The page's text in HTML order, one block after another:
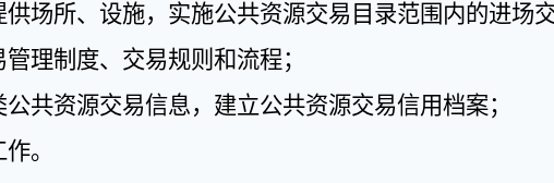
供场所、设施，实施公共资源交易目录范围内的进场
理制度、交易规则和流程；
共资源交易信息，建立公共资源交易信用档案；
。